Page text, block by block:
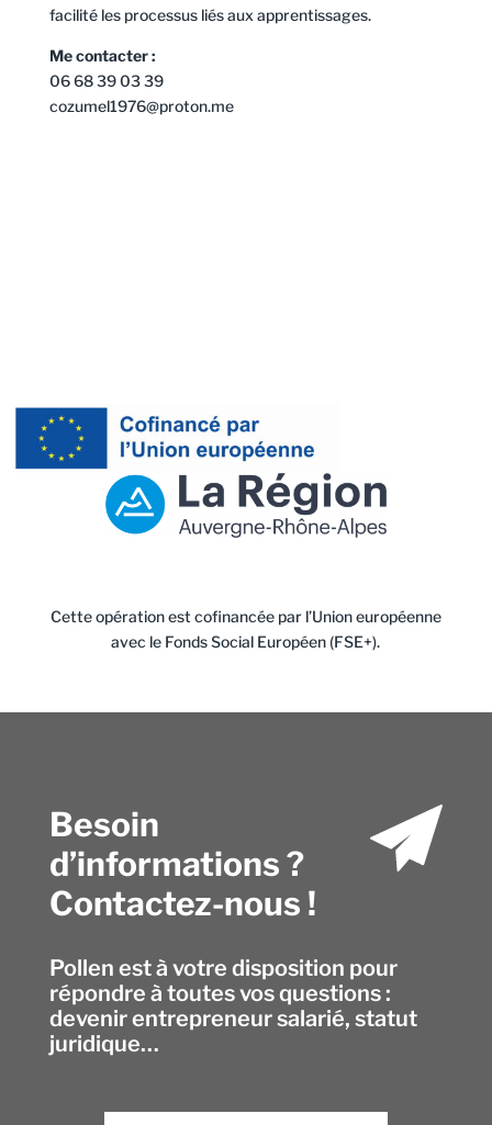
facilité les processus liés aux apprentissages.
Me contacter :
06 68 39 03 39
cozumel1976@proton.me
Cette opération est cofinancée par l’Union européenne
avec le Fonds Social Européen (FSE+).
Besoin
d’informations ?
Contactez-nous !
Pollen est à votre disposition pour
répondre à toutes vos questions :
devenir entrepreneur salarié, statut
juridique…